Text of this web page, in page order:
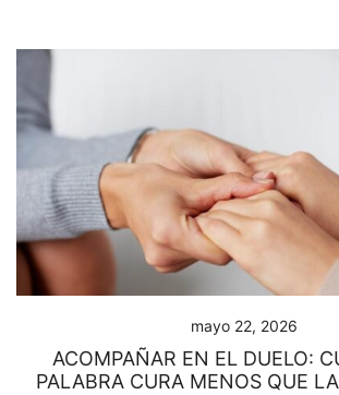
mayo 22, 2026
ACOMPAÑAR EN EL DUELO:
PALABRA CURA MENOS QUE